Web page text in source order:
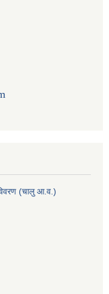
विवरण (चालु आ.व.)